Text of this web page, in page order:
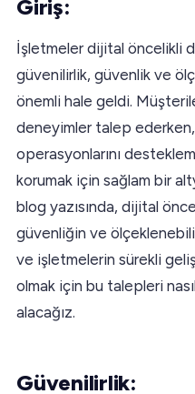
Giriş:
İşletmeler dijital öncelikli
güvenilirlik, güvenlik ve
önemli hale geldi.
deneyimler talep
operasyonlarını
korumak için sağlam bir
blog yazısında, dijital
güvenliğin ve
ve işletmelerin sürekli
olmak için bu talepleri
alacağız.
Güvenilirlik: